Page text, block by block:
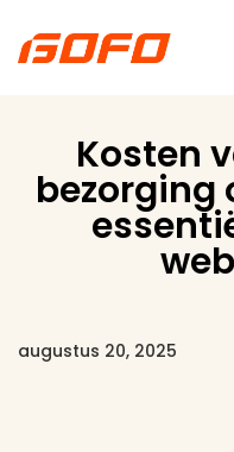
Kosten
bezorging
augustus 20, 2025